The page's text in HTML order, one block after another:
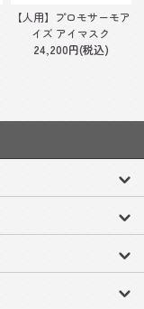
【人用】プロモサーモア
イズ アイマスク
24,200円(税込)